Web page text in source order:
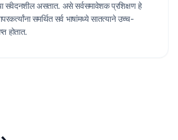
संवेदनशील असतात. असे सर्वसमावेशक प्रशिक्षण हे
समर्थित सर्व भाषांमध्ये सातत्याने उच्च-
होतात.